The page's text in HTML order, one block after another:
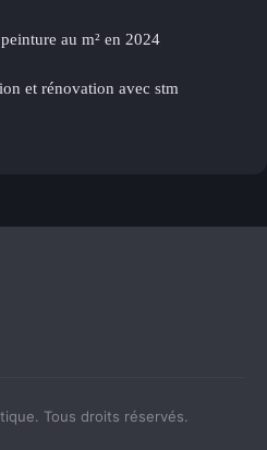
au m² en 2024
et rénovation avec stm
Tous droits réservés.